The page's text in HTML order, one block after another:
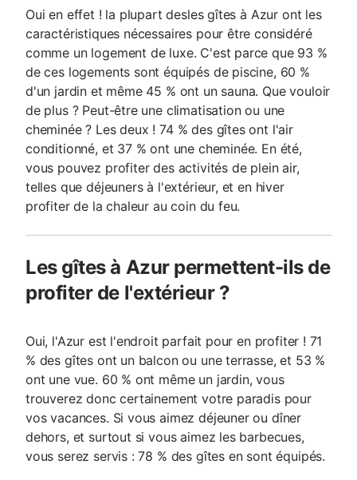
Oui en effet ! la plupart desles gîtes à Azur ont les
caractéristiques nécessaires pour être considéré
comme un logement de luxe. C'est parce que 93 %
de ces logements sont équipés de piscine, 60 %
d'un jardin et même 45 % ont un sauna. Que vouloir
de plus ? Peut-être une climatisation ou une
cheminée ? Les deux ! 74 % des gîtes ont l'air
conditionné, et 37 % ont une cheminée. En été,
vous pouvez profiter des activités de plein air,
telles que déjeuners à l'extérieur, et en hiver
profiter de la chaleur au coin du feu.
Les gîtes à Azur permettent-ils de
profiter de l'extérieur ?
Oui, l'Azur est l'endroit parfait pour en profiter ! 71
% des gîtes ont un balcon ou une terrasse, et 53 %
ont une vue. 60 % ont même un jardin, vous
trouverez donc certainement votre paradis pour
vos vacances. Si vous aimez déjeuner ou dîner
dehors, et surtout si vous aimez les barbecues,
vous serez servis : 78 % des gîtes en sont équipés.